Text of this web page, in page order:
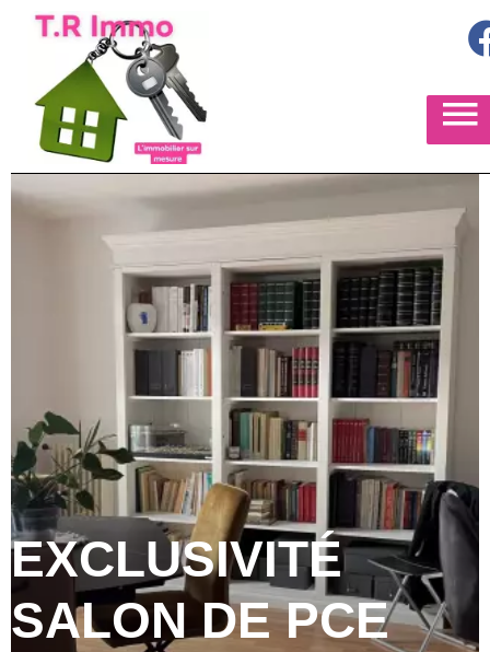
EXCLUSIVITÉ
SALON DE PCE